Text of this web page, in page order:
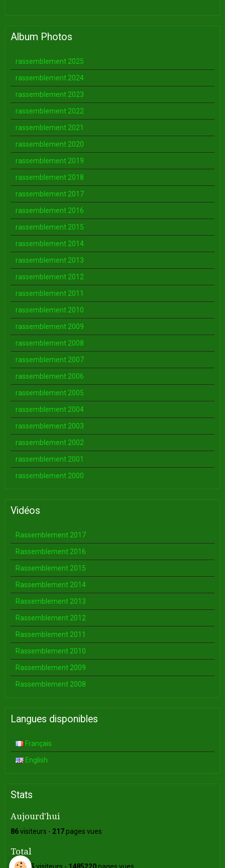
Album Photos
rassemblement 2025
rassemblement 2024
rassemblement 2023
rassemblement 2022
rassemblement 2021
rassemblement 2020
rassemblement 2019
rassemblement 2018
rassemblement 2017
rassemblement 2016
rassemblement 2015
rassemblement 2014
rassemblement 2013
rassemblement 2012
rassemblement 2011
rassemblement 2010
rassemblement 2009
rassemblement 2008
rassemblement 2007
rassemblement 2006
rassemblement 2005
rassemblement 2004
rassemblement 2003
rassemblement 2002
rassemblement 2001
rassemblement 2000
Vidéos
Rassemblement 2017
Rassemblement 2016
Rassemblement 2015
Rassemblement 2014
Rassemblement 2013
Rassemblement 2012
Rassemblement 2011
Rassemblement 2010
Rassemblement 2009
Rassemblement 2008
Langues disponibles
Français
English
Stats
Aujourd'hui
86visiteurs - 217pages vues
Total
349605 visiteurs - 1485220pages vues